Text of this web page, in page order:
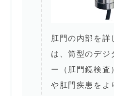
肛門の内部を詳
は、筒型のデジ
ー（肛門鏡検査
や肛門疾患をよ